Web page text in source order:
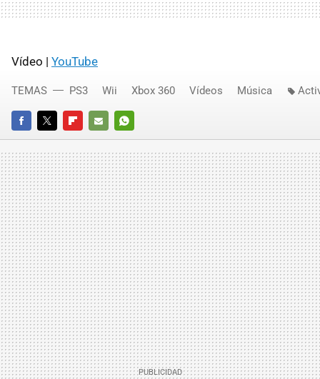
Vídeo | YouTube
FACEBOOKTWITTERFLIPBOARD
E-
MAIL
WHATSAPP
TEMAS PS3 Wii Xbox 360 Vídeos Música